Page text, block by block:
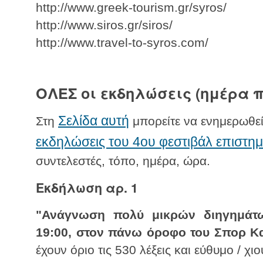
http://www.greek-tourism.gr/syros/
http://www.siros.gr/siros/
http://www.travel-to-syros.com/
ΟΛΕΣ οι εκδηλώσεις (ημέρα
Στη Σελίδα αυτή μπορείτε να
εκδηλώσεις του 4ου φεστιβάλ
συντελεστές, τόπο, ημέρα, ώρα.
Εκδήλωση αρ. 1
"Ανάγνωση πολύ μικρών
19:00, στον πάνω όροφο του Σπορ
έχουν όριο τις 530 λέξεις και εύθυμο /